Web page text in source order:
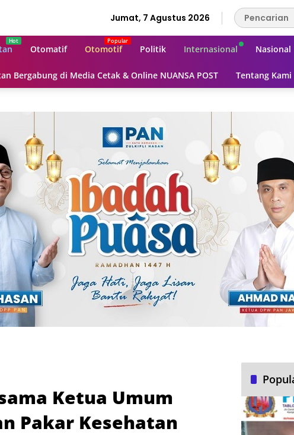
Jumat, 7 Agustus 2026
Otomatif Otomotif Politik Internasional Nasional
Bergabung di Media Cetak & Online NUANSA POST Tentang Kami
Ketua Umum
Pakar Kesehatan